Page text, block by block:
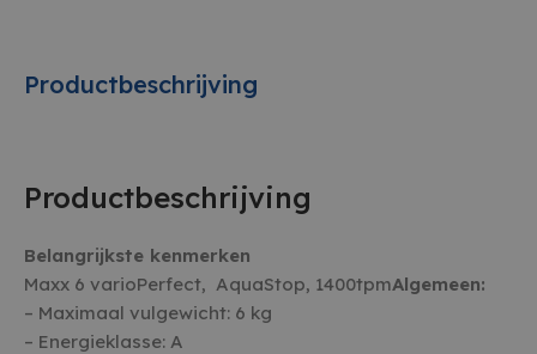
Productbeschrijving
Productbeschrijving
Belangrijkste kenmerken
Maxx 6 varioPerfect, AquaStop, 1400tpmAlgemeen:
– Maximaal vulgewicht: 6 kg
– Energieklasse: A